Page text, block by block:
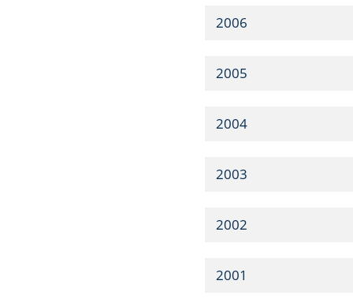
2006
2005
2004
2003
2002
2001